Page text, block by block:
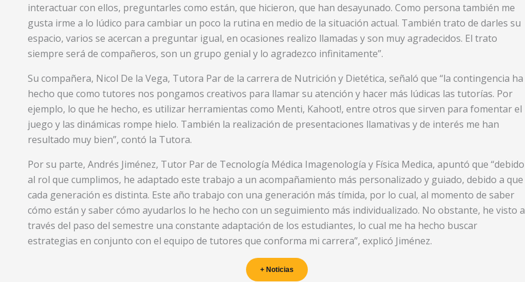
interactuar con ellos, preguntarles como están, que hicieron, que han desayunado. Como persona también me
gusta irme a lo lúdico para cambiar un poco la rutina en medio de la situación actual. También trato de darles su
espacio, varios se acercan a preguntar igual, en ocasiones realizo llamadas y son muy agradecidos. El trato
siempre será de compañeros, son un grupo genial y lo agradezco infinitamente”.
Su compañera, Nicol De la Vega, Tutora Par de la carrera de Nutrición y Dietética, señaló que “la contingencia ha
hecho que como tutores nos pongamos creativos para llamar su atención y hacer más lúdicas las tutorías. Por
ejemplo, lo que he hecho, es utilizar herramientas como Menti, Kahoot!, entre otros que sirven para fomentar el
juego y las dinámicas rompe hielo. También la realización de presentaciones llamativas y de interés me han
resultado muy bien”, contó la Tutora.
Por su parte, Andrés Jiménez, Tutor Par de Tecnología Médica Imagenología y Física Medica, apuntó que “debido
al rol que cumplimos, he adaptado este trabajo a un acompañamiento más personalizado y guiado, debido a que
cada generación es distinta. Este año trabajo con una generación más tímida, por lo cual, al momento de saber
cómo están y saber cómo ayudarlos lo he hecho con un seguimiento más individualizado. No obstante, he visto a
través del paso del semestre una constante adaptación de los estudiantes, lo cual me ha hecho buscar
estrategias en conjunto con el equipo de tutores que conforma mi carrera”, explicó Jiménez.
+ Noticias